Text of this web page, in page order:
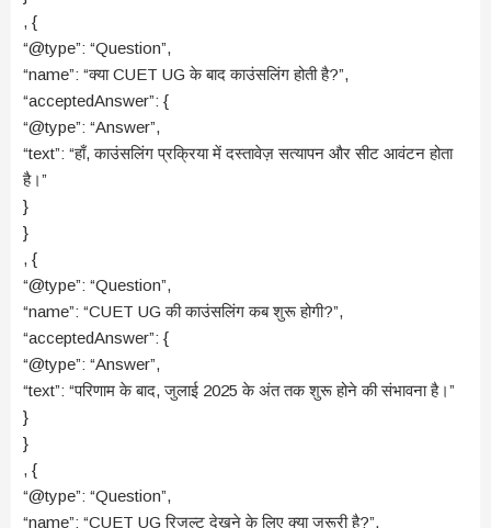
, {
“@type”: “Question”,
“name”: “क्या CUET UG के बाद काउंसलिंग होती है?”,
“acceptedAnswer”: {
“@type”: “Answer”,
“text”: “हाँ, काउंसलिंग प्रक्रिया में दस्तावेज़ सत्यापन और सीट आवंटन होता
है।”
}
}
, {
“@type”: “Question”,
“name”: “CUET UG की काउंसलिंग कब शुरू होगी?”,
“acceptedAnswer”: {
“@type”: “Answer”,
“text”: “परिणाम के बाद, जुलाई 2025 के अंत तक शुरू होने की संभावना है।”
}
}
, {
“@type”: “Question”,
“name”: “CUET UG रिजल्ट देखने के लिए क्या जरूरी है?”,